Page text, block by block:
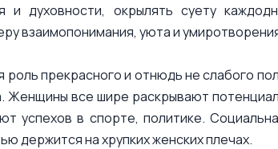
и духовности, окрылять суету
взаимопонимания, уюта и
роль прекрасного и отнюдь не слабого
Женщины все шире раскрывают
успехов в спорте, политике.
держится на хрупких женских плечах.